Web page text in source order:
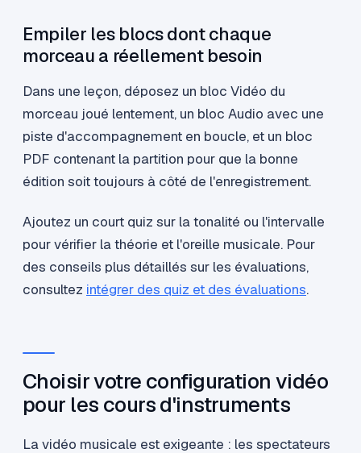
Empiler les blocs dont chaque
morceau a réellement besoin
Dans une leçon, déposez un bloc Vidéo du
morceau joué lentement, un bloc Audio avec une
piste d'accompagnement en boucle, et un bloc
PDF contenant la partition pour que la bonne
édition soit toujours à côté de l'enregistrement.
Ajoutez un court quiz sur la tonalité ou l'intervalle
pour vérifier la théorie et l'oreille musicale. Pour
des conseils plus détaillés sur les évaluations,
consultez intégrer des quiz et des évaluations.
Choisir votre configuration vidéo
pour les cours d'instruments
La vidéo musicale est exigeante : les spectateurs